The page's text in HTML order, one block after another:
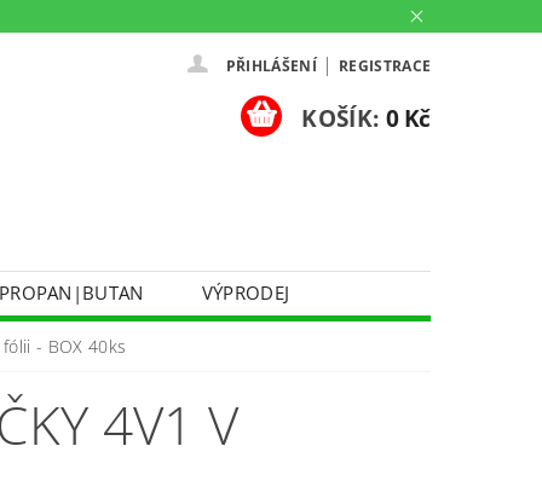
PŘIHLÁŠENÍ | REGISTRACE
KOŠÍK: 0 Kč
PROPAN|BUTAN
VÝPRODEJ
A PLATBA
PARTNERSKÉ PRODEJNY HEY!
- BOX 40ks
4V1 V